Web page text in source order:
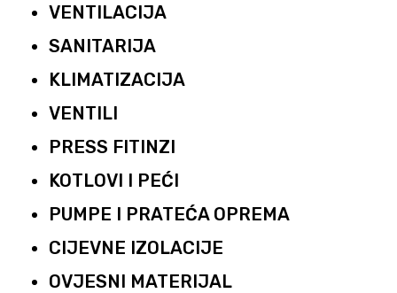
VENTILACIJA
SANITARIJA
KLIMATIZACIJA
VENTILI
PRESS FITINZI
KOTLOVI I PEĆI
PUMPE I PRATEĆA OPREMA
CIJEVNE IZOLACIJE
OVJESNI MATERIJAL